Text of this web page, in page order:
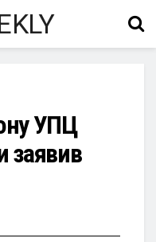
УПЦ
заявив